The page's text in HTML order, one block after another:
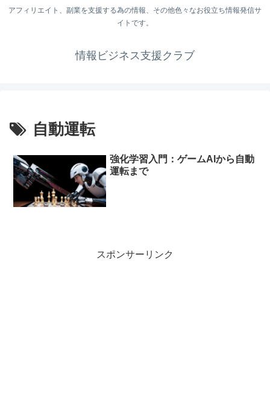
アフィリエイト、副業を支援する為の情報、その他色々なお役立ち情報発信サ
イトです。
情報ビジネス支援クラブ
自動運転
強化学習入門：ゲームAIから自動
運転まで
スポンサーリンク